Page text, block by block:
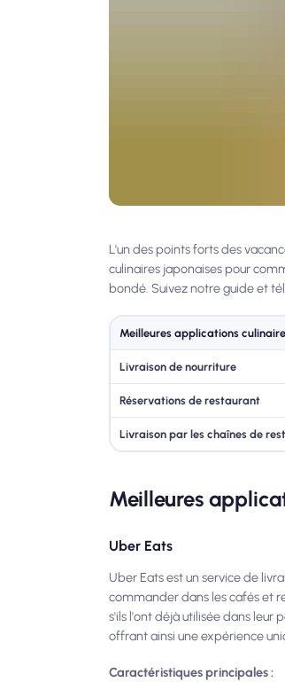
L'un des points forts des
culinaires japonaises pour
bondé. Suivez notre guide et
Meilleures applications
Livraison de nourriture
Réservations de restaurant
Livraison par les chaînes de
Meilleures
Uber Eats
Uber Eats est un service de
commander dans les cafés et
s'ils l'ont déjà utilisée dans leur
offrant ainsi une expérience
Caractéristiques principales :